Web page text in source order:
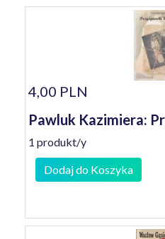
4,00 PLN
Pawluk Kazimiera:
1 produkt/y
Dodaj do Koszyka